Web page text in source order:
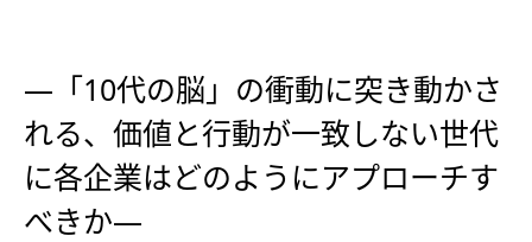
―「10代の脳」の衝動に突き動かさ
れる、価値と行動が一致しない世代
に各企業はどのようにアプローチす
べきか―